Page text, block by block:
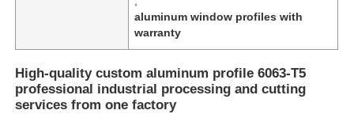
aluminum window profiles with
warranty
High-quality custom aluminum profile 6063-T5
professional industrial processing and cutting
services from one factory